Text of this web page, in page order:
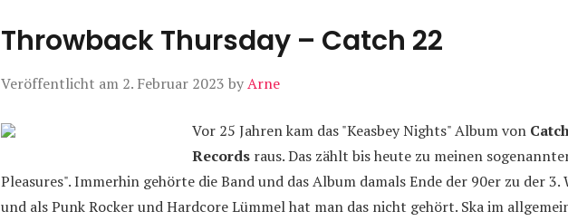
Throwback Thursday – Catch 22
Veröffentlicht am 2. Februar 2023 byArne
Vor 25 Jahren kam das "Keasbey Nights" Album von
Records raus. Das zählt bis heute zu meinen
Pleasures". Immerhin gehörte die Band und das Album damals Ende der 90er zu der 3.
und als Punk Rocker und Hardcore Lümmel hat man das nicht gehört. Ska im